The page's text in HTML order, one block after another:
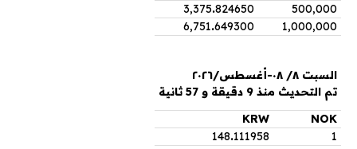
500,000
3,375.824650
1,000,000
6,751.649300
السبت ٨/ ٠٨-أغسطس/٢٠٢٦
تم التحديث منذ 9 دقيقة و 57 ثانية
NOK
KRW
1
148.111958